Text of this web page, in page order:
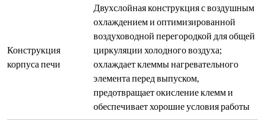
расширение огнеупорного материала,
позволяет свободное тепловое
расширение/сжатие с эффективным
уплотнением
Вакуумно-формованная высокочистая
легкая алюминиевая футеровка; в
местах, подверженных сильным ударам
(дверной проем, топка), используются